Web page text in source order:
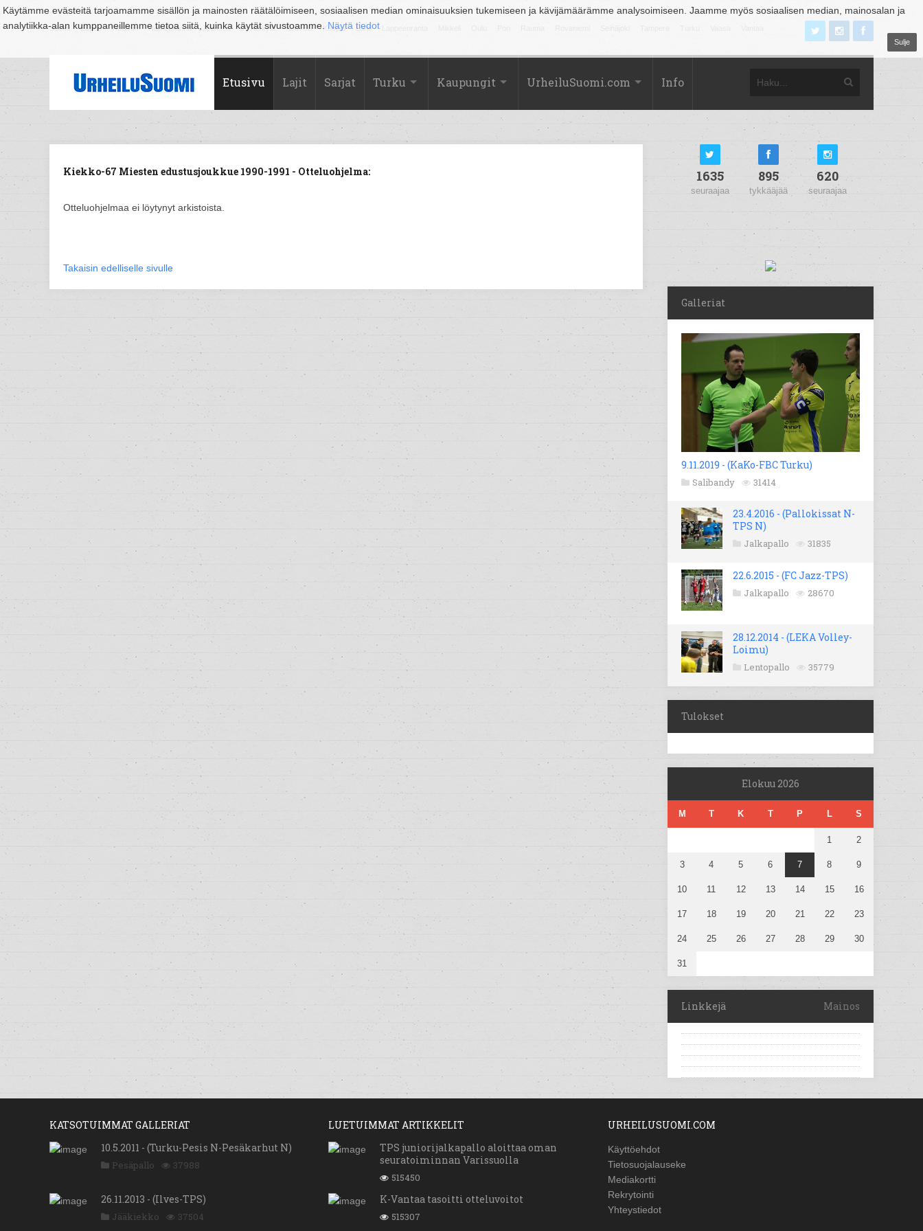
Käytämme evästeitä tarjoamamme sisällön ja mainosten räätälöimiseen, sosiaalisen median ominaisuuksien tukemiseen ja kävijämäärämme analysoimiseen. Jaamme myös sosiaalisen median, mainosalan ja
analytiikka-alan kumppaneillemme tietoa siitä, kuinka käytät sivustoamme. Näytä tiedot
Sulje
Suomi Espoo Helsinki Hämeenlinna Joensuu Jyväskylä Kouvola Kuopio Lahti
Etusivu Lajit Sarjat Turku Kaupungit UrheiluSuomi.com Info
Kiekko-67 Miesten edustusjoukkue 1990-1991 - Otteluohjelma:
Otteluohjelmaa ei löytynyt arkistoista.
Takaisin edelliselle sivulle
1635
seuraajaa
895
tykkääjää
620
seuraajaa
Galleriat
9.11.2019 - (KaKo-FBC Turku)
Salibandy 31414
23.4.2016 - (Pallokissat N-
TPS N)
Jalkapallo 31835
22.6.2015 - (FC Jazz-TPS)
Jalkapallo 28670
28.12.2014 - (LEKA Volley-
Loimu)
Lentopallo 35779
Tulokset
Elokuu 2026
M T K T P L S
1 2
3 4 5 6 7 8 9
10 11 12 13 14 15 16
17 18 19 20 21 22 23
24 25 26 27 28 29 30
31
Linkkejä Mainos
KATSOTUIMMAT GALLERIAT
10.5.2011 - (Turku-Pesis N-Pesäkarhut N)
Pesäpallo 37988
26.11.2013 - (Ilves-TPS)
Jääkiekko 37504
LUETUIMMAT ARTIKKELIT
TPS juniorijalkapallo aloittaa oman
seuratoiminnan Varissuolla
515450
K-Vantaa tasoitti otteluvoitot
515307
URHEILUSUOMI.COM
Käyttöehdot
Tietosuojalauseke
Mediakortti
Rekrytointi
Yhteystiedot